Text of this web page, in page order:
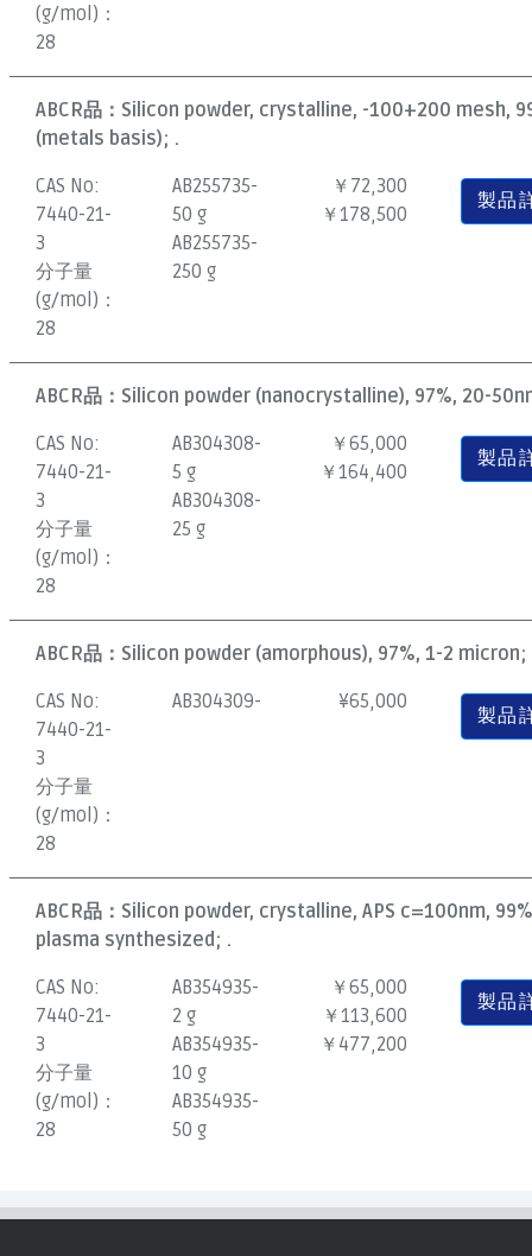
(g/mol)：
28
ABCR品： Silicon powder, crystalline, -100+200 mesh,
(metals basis); .
CAS No:
7440-21-
3
分子量
(g/mol)：
28
AB255735-
50 g
AB255735-
250 g
￥72,300
￥178,500
製品
ABCR品： Silicon powder (nanocrystalline), 97%, 20-
CAS No:
7440-21-
3
分子量
(g/mol)：
28
AB304308-
5 g
AB304308-
25 g
￥65,000
￥164,400
製品
ABCR品： Silicon powder (amorphous), 97%, 1-2 micron;
CAS No:
7440-21-
3
分子量
(g/mol)：
28
AB304309- ¥65,000
製品
ABCR品： Silicon powder, crystalline, APS c=100nm,
plasma synthesized; .
CAS No:
7440-21-
3
分子量
(g/mol)：
28
AB354935-
2 g
AB354935-
10 g
AB354935-
50 g
￥65,000
￥113,600
￥477,200
製品